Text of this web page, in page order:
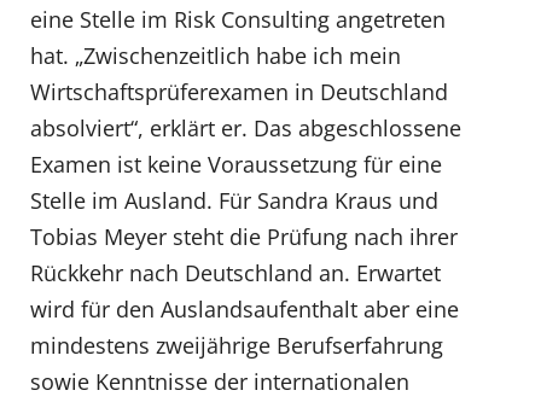
eine Stelle im Risk Consulting angetreten
hat. „Zwischenzeitlich habe ich mein
Wirtschaftsprüferexamen in Deutschland
absolviert“, erklärt er. Das abgeschlossene
Examen ist keine Voraussetzung für eine
Stelle im Ausland. Für Sandra Kraus und
Tobias Meyer steht die Prüfung nach ihrer
Rückkehr nach Deutschland an. Erwartet
wird für den Auslandsaufenthalt aber eine
mindestens zweijährige Berufserfahrung
sowie Kenntnisse der internationalen